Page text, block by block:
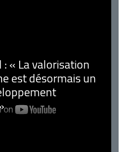
« La valorisation
est désormais un